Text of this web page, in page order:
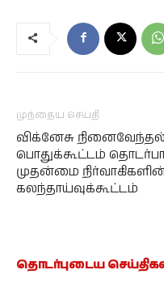
முந்தைய செய்தி
விக்னேசு நினைவேந்தல்
பொதுக்கூட்டம்
முதன்மை
கலந்தாய்வுக்கூட்டம்
தொடர்புடைய